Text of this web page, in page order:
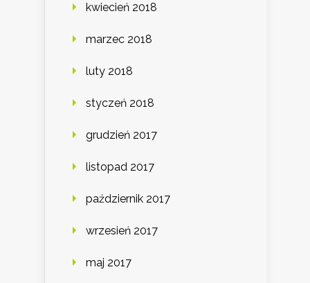
kwiecień 2018
marzec 2018
luty 2018
styczeń 2018
grudzień 2017
listopad 2017
październik 2017
wrzesień 2017
maj 2017